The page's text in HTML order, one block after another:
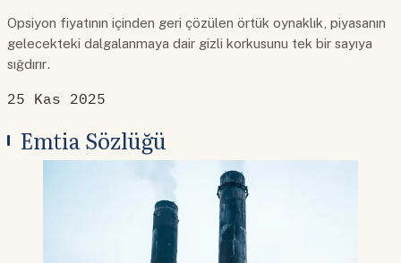
Opsiyon fiyatının içinden geri çözülen örtük oynaklık, piyasanın
gelecekteki dalgalanmaya dair gizli korkusunu tek bir sayıya
sığdırır.
25 Kas 2025
Emtia Sözlüğü